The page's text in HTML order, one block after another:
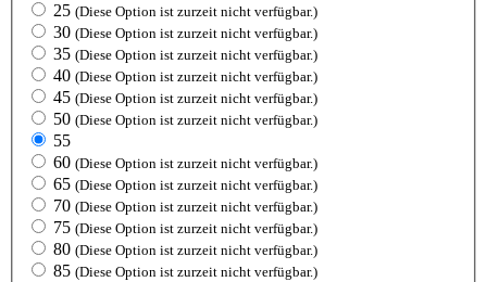
25 (Diese Option ist zurzeit nicht verfügbar.)
30 (Diese Option ist zurzeit nicht verfügbar.)
35 (Diese Option ist zurzeit nicht verfügbar.)
40 (Diese Option ist zurzeit nicht verfügbar.)
45 (Diese Option ist zurzeit nicht verfügbar.)
50 (Diese Option ist zurzeit nicht verfügbar.)
55
60 (Diese Option ist zurzeit nicht verfügbar.)
65 (Diese Option ist zurzeit nicht verfügbar.)
70 (Diese Option ist zurzeit nicht verfügbar.)
75 (Diese Option ist zurzeit nicht verfügbar.)
80 (Diese Option ist zurzeit nicht verfügbar.)
85 (Diese Option ist zurzeit nicht verfügbar.)